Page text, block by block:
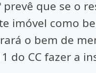
que se o
imóvel como
o bem de
do CC fazer a